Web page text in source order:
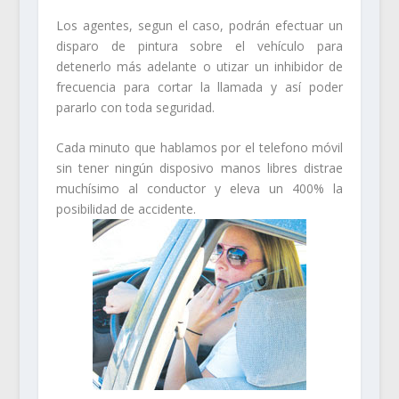
Los agentes, segun el caso, podrán efectuar un
disparo de pintura sobre el vehículo para
detenerlo más adelante o utizar un inhibidor de
frecuencia para cortar la llamada y así poder
pararlo con toda seguridad.
Cada minuto que hablamos por el telefono móvil
sin tener ningún disposivo manos libres distrae
muchísimo al conductor y eleva un 400% la
posibilidad de accidente.